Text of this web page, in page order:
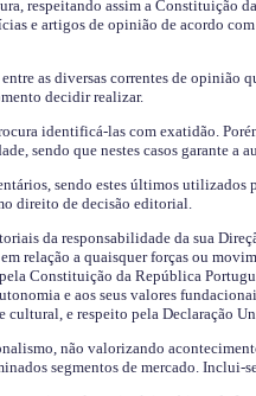
respeitando assim a Constituição
e artigos de opinião de acordo
as diversas correntes de opinião
decidir realizar.
identificá-las com exatidão.
sendo que nestes casos garante a
sendo estes últimos utilizados
direito de decisão editorial.
da responsabilidade da sua
relação a quaisquer forças ou
Constituição da República
e aos seus valores
cultural, e respeito pela Declaração
não valorizando
segmentos de mercado.